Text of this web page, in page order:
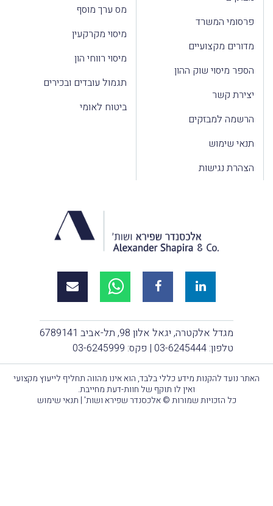
המשרד
מקצועיים
מיסוי שוק ההון
קשר
למבזקים
שימוש
נגישות
מס ערך מוסף
מיסוי מקרקעין
מיסוי רווחי הון
תגמול עובדים ובכירים
ביטוח לאומי
מגדל אלקטרה, יגאל אלון 98, תל-אביב 6789141
טלפון:03-6245444| פקס: 03-6245999
נועד להקנות מידע כללי בלבד, הוא אינו מהווה תחליף לייעוץ מקצועי
ואין לו תוקף של חוות-דעת מחייבת.
כל הזכויות שמורות © אלכסנדר שפירא ושות' |תנאי שימוש